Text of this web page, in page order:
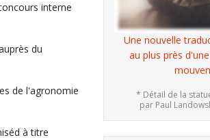
interne
du
de l'agronomie
à titre
Une nouvelle
au plus près
* Détail de la
par Paul